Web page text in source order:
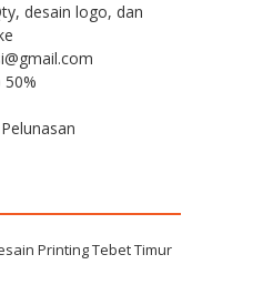
desain logo, dan
50%
Printing Tebet Timur